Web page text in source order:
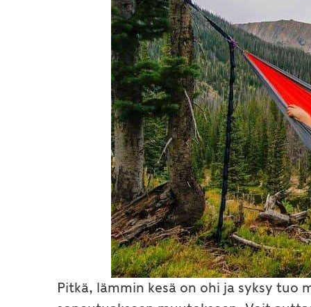
Pitkä, lämmin kesä on ohi ja syksy tuo